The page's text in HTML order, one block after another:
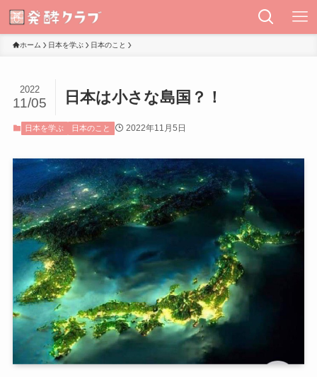
ホーム 日本を学ぶ 日本のこと
日本は小さな島国？！
2022
11/05
日本を学ぶ 日本のこと 2022年11月5日